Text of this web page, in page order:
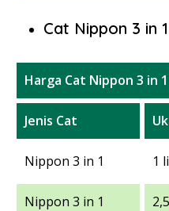
Cat Nippon 3 in 1
Harga Cat Nippon 3 in
Jenis Cat
Nippon 3 in 1 1
Nippon 3 in 1